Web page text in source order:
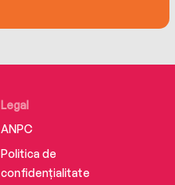
Legal
ANPC
Politica de
confidențialitate